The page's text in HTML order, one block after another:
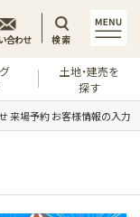
土地・建売を
探す
合わせ 検索
来場予約 お客様情報の入力